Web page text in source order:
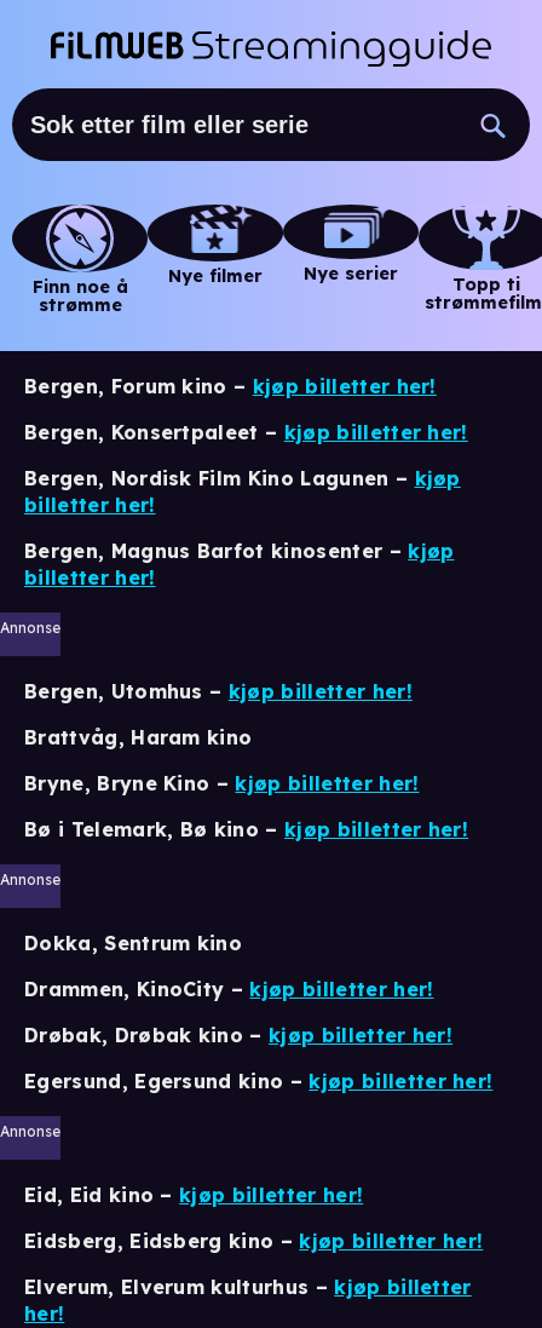
Finn noe å
strømme
Nye filmer Nye serier
Topp ti
Bergen, Forum kino – kjøp billetter her!
Bergen, Konsertpaleet – kjøp billetter her!
Bergen, Nordisk Film Kino Lagunen – kjøp
billetter her!
Bergen, Magnus Barfot kinosenter – kjøp
billetter her!
Annonse
Bergen, Utomhus – kjøp billetter her!
Brattvåg, Haram kino
Bryne, Bryne Kino – kjøp billetter her!
Bø i Telemark, Bø kino – kjøp billetter her!
Annonse
Dokka, Sentrum kino
Drammen, KinoCity – kjøp billetter her!
Drøbak, Drøbak kino – kjøp billetter her!
Egersund, Egersund kino – kjøp billetter her!
Annonse
Eid, Eid kino – kjøp billetter her!
Eidsberg, Eidsberg kino – kjøp billetter her!
Elverum, Elverum kulturhus – kjøp billetter
her!